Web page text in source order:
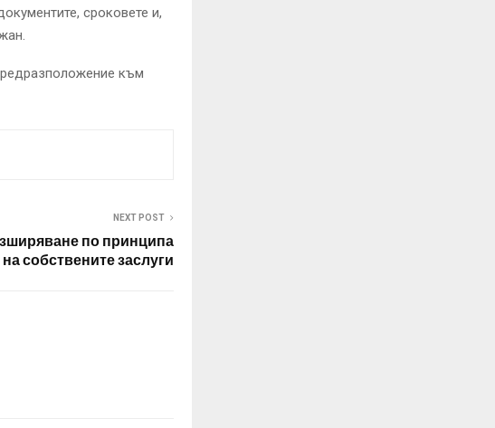
сроковете и,
към
NEXT POST
по принципа
на собствените заслуги